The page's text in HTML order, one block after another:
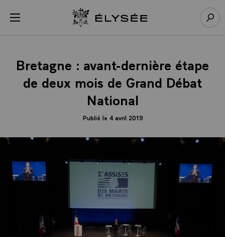
menu Retour à l’accueil Élysée
Bretagne : avant-dernière étape
de deux mois de Grand Débat
National
Publié le 4 avril 2019
Panneau de gestion des cookies